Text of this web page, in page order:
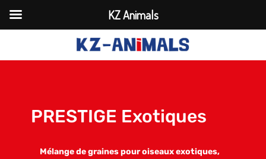
PRESTIGE Exotiques
Mélange de graines pour oiseaux exotiques,
KZ Animals